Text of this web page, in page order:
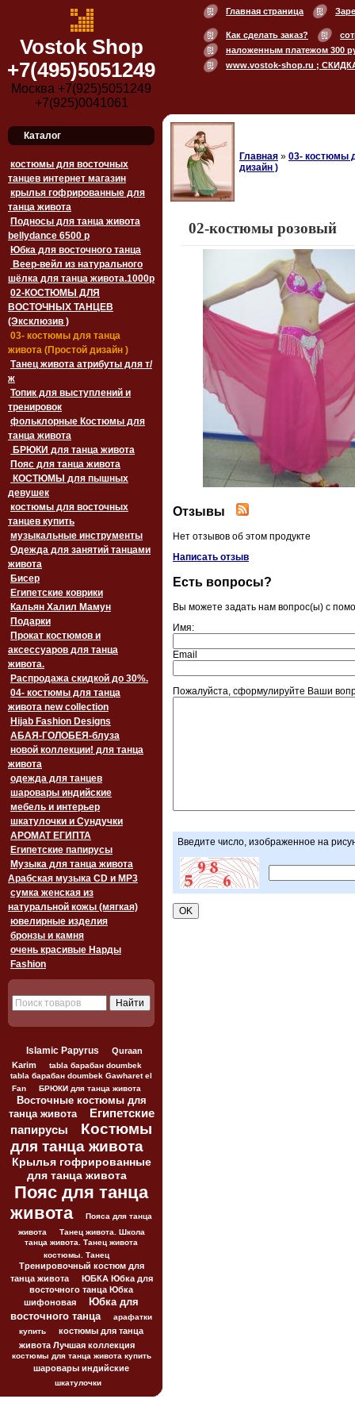
Vostok Shop
+7(495)5051249
Москва +7(925)5051249
+7(925)0041061
Главная страница
Как сделать заказ?
наложенным платежом 300
www.vostok-shop.ru ;
Каталог
костюмы для восточных
танцев интернет магазин
крылья гофрированные для
танца живота
Подносы для танца живота
bellydance 6500 p
Юбка для восточного танца
Веер-вейл из натурального
шёлка для танца живота.1000p
02-КОСТЮМЫ ДЛЯ
ВОСТОЧНЫХ ТАНЦЕВ
(Эксклюзив )
03- костюмы для танца
живота (Простой дизайн )
Танец живота атрибуты для т/
ж
Топик для выступлений и
тренировок
фольклорные Костюмы для
танца живота
БРЮКИ для танца живота
Пояс для танца живота
девушек
костюмы для восточных
танцев купить
музыкальные инструменты
Одежда для занятий танцами
живота
Бисер
Египетские коврики
Кальян Халил Мамун
Подарки
Прокат костюмов и
аксессуаров для танца
живота.
Распродажа скидкой до 30%.
04- костюмы для танца
живота new collection
Hijab Fashion Designs
АБАЯ-ГОЛОБЕЯ-блуза
новой коллекции! для танца
живота
одежда для танцев
шаровары индийские
мебель и интерьер
шкатулочки и Сундучки
АРОМАТ ЕГИПТА
Египетские папирусы
Музыка для танца живота
Арабская музыка CD и MP3
сумка женская из
натуральной кожы (мягкая)
ювелирные изделия
бронзы и камня
очень красивые Нарды
Fashion
Islamic Papyrus
Quraan
Karim
tabla барабан doumbek
tabla барабан doumbek Gawharet el
Fan
БРЮКИ для танца живота
Восточные костюмы для
танца живота
Египетские
папирусы
Костюмы
для танца живота
Крылья гофрированные
для танца живота
Пояс для танца
живота
Пояса для танца
живота
Танец живота. Школа
танца живота. Танец живота
костюмы. Танец
Тренировочный костюм для
танца живота
ЮБКА Юбка для
восточного танца Юбка
шифоновая
Юбка для
восточного танца
арафатки
купить
костюмы для танца
живота Лучшая коллекция
костюмы для танца живота купить
шаровары индийские
шкатулочки
Главная » 03- костюмы
дизайн )
02-костюмы розовый
Отзывы
Нет отзывов об этом продукте
Написать отзыв
Есть вопросы?
Вы можете задать нам вопрос(ы) с
Имя:
Email
Пожалуйста, сформулируйте Ваши
Введите число, изображенное на